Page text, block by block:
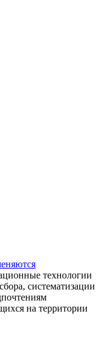
технологии
систематизации
на территории